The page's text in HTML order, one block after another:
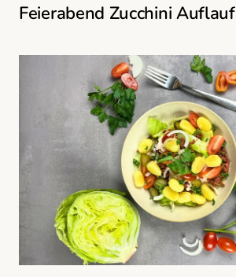
Feierabend Zucchini Auflauf